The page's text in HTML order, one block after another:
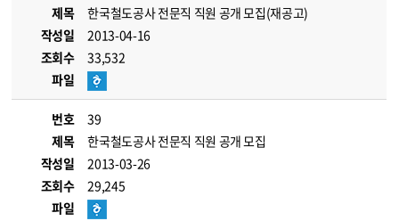
제목
한국철도공사 전문직 직원 공개 모집(재공고)
작성일
2013-04-16
조회수
33,532
파일
번호
39
제목
한국철도공사 전문직 직원 공개 모집
작성일
2013-03-26
조회수
29,245
파일